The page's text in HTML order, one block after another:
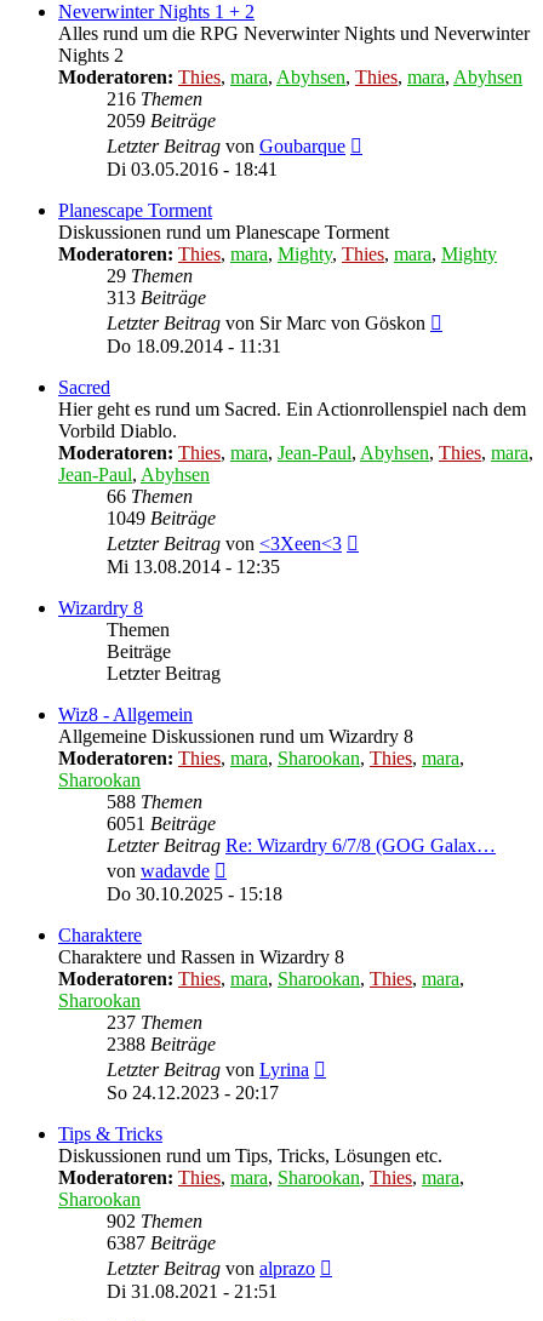
Neverwinter Nights 1 + 2
Alles rund um die RPG Neverwinter Nights und Neverwinter
Nights 2
Moderatoren: Thies, mara, Abyhsen, Thies, mara, Abyhsen
216 Themen
2059 Beiträge
Letzter Beitrag von Goubarque
Di 03.05.2016 - 18:41
Planescape Torment
Diskussionen rund um Planescape Torment
Moderatoren: Thies, mara, Mighty, Thies, mara, Mighty
29 Themen
313 Beiträge
Letzter Beitrag von Sir Marc von Göskon
Do 18.09.2014 - 11:31
Sacred
Hier geht es rund um Sacred. Ein Actionrollenspiel nach dem
Vorbild Diablo.
Moderatoren: Thies, mara, Jean-Paul, Abyhsen, Thies, mara,
Jean-Paul, Abyhsen
66 Themen
1049 Beiträge
Letzter Beitrag von <3Xeen<3
Mi 13.08.2014 - 12:35
Wizardry 8
Themen
Beiträge
Letzter Beitrag
Wiz8 - Allgemein
Allgemeine Diskussionen rund um Wizardry 8
Moderatoren: Thies, mara, Sharookan, Thies, mara,
Sharookan
588 Themen
6051 Beiträge
Letzter Beitrag Re: Wizardry 6/7/8 (GOG Galax…
von wadavde
Beitrag
Do 30.10.2025 - 15:18
Charaktere
Charaktere und Rassen in Wizardry 8
Moderatoren: Thies, mara, Sharookan, Thies, mara,
Sharookan
237 Themen
2388 Beiträge
Letzter Beitrag von Lyrina
So 24.12.2023 - 20:17
Tips & Tricks
Diskussionen rund um Tips, Tricks, Lösungen etc.
Moderatoren: Thies, mara, Sharookan, Thies, mara,
Sharookan
902 Themen
6387 Beiträge
Letzter Beitrag von alprazo
Di 31.08.2021 - 21:51